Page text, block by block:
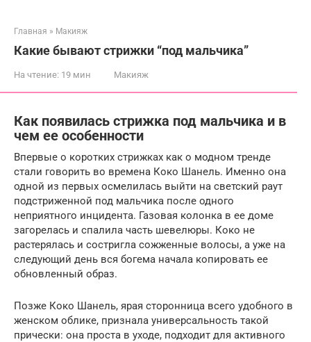
Главная » Макияж
Какие бывают стрижки “под мальчика”
На чтение: 19 мин Макияж
Как появилась стрижка под мальчика и в
чем ее особенности
Впервые о коротких стрижках как о модном тренде
стали говорить во времена Коко Шанель. Именно она
одной из первых осмелилась выйти на светский раут
подстриженной под мальчика после одного
неприятного инцидента. Газовая колонка в ее доме
загорелась и спалила часть шевелюры. Коко не
растерялась и состригла сожженные волосы, а уже на
следующий день вся богема начала копировать ее
обновленный образ.
Позже Коко Шанель, ярая сторонница всего удобного в
женском облике, признала универсальность такой
прически: она проста в уходе, подходит для активного